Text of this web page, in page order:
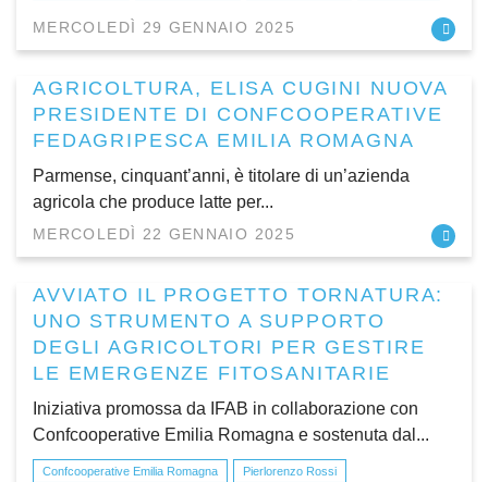
MERCOLEDÌ 29 GENNAIO 2025
AGRICOLTURA, ELISA CUGINI NUOVA
PRESIDENTE DI CONFCOOPERATIVE
FEDAGRIPESCA EMILIA ROMAGNA
Parmense, cinquant’anni, è titolare di un’azienda
agricola che produce latte per...
MERCOLEDÌ 22 GENNAIO 2025
AVVIATO IL PROGETTO TORNATURA:
UNO STRUMENTO A SUPPORTO
DEGLI AGRICOLTORI PER GESTIRE
LE EMERGENZE FITOSANITARIE
Iniziativa promossa da IFAB in collaborazione con
Confcooperative Emilia Romagna e sostenuta dal...
Confcooperative Emilia Romagna
Pierlorenzo Rossi